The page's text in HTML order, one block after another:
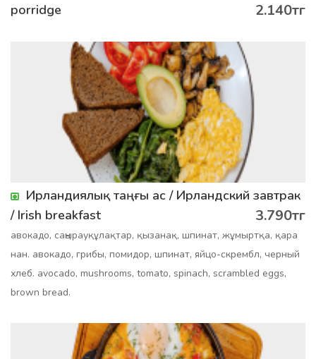
porridge
2.140тг
Ирландиялық таңғы ас / Ирландский завтрак
/ Irish breakfast
3.790тг
авокадо, саңырауқұлақтар, қызанақ, шпинат, жұмыртқа, қара
нан. авокадо, грибы, помидор, шпинат, яйцо-скрембл, черный
хлеб. avocado, mushrooms, tomato, spinach, scrambled eggs,
brown bread.